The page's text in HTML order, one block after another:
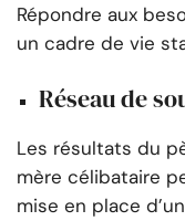
Répondre aux
un cadre de vie
Réseau de
Les résultats du
mère célibataire
mise en place